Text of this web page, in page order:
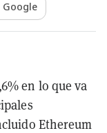
Google
en lo que va
Ethereum